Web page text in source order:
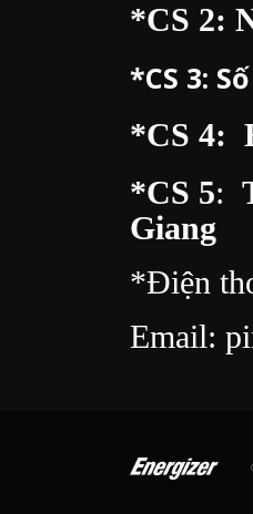
*CS 2:
*CS 3:
*CS 4:
*CS 5:
Giang
*Điện
Email: